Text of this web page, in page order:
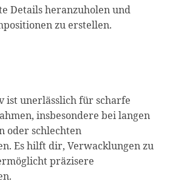
Details heranzuholen und
zu erstellen.
ist unerlässlich für scharfe
insbesondere bei langen
oder schlechten
Es hilft dir, Verwacklungen zu
präzisere